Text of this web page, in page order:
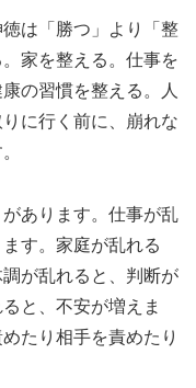
は「勝つ」より「整
家を整える。仕事を
の習慣を整える。人
に行く前に、崩れな
あります。仕事が乱
す。家庭が乱れる
が乱れると、判断が
と、不安が増えま
たり相手を責めたり